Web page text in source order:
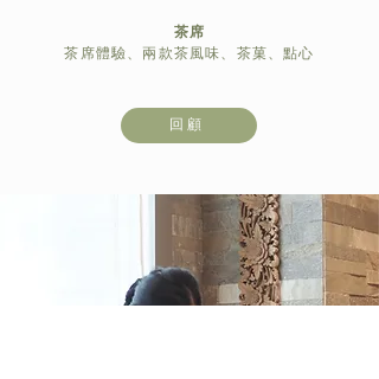
茶席
茶席體驗、兩款茶風味、茶菓、點心
回顧